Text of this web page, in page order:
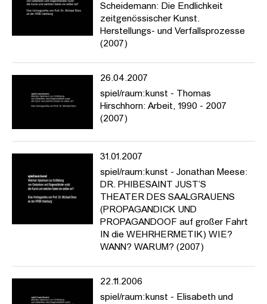
Scheidemann: Die Endlichkeit
zeitgenössischer Kunst.
Herstellungs- und Verfallsprozesse
(2007)
26.04.2007
spiel/raum:kunst - Thomas
Hirschhorn: Arbeit, 1990 - 2007
(2007)
31.01.2007
spiel/raum:kunst - Jonathan Meese:
DR. PHIBESAINT JUST’S
THEATER DES SAALGRAUENS
(PROPAGANDICK UND
PROPAGANDOOF auf großer Fahrt
IN die WEHRHERMETIK) WIE?
WANN? WARUM? (2007)
22.11.2006
spiel/raum:kunst - Elisabeth und